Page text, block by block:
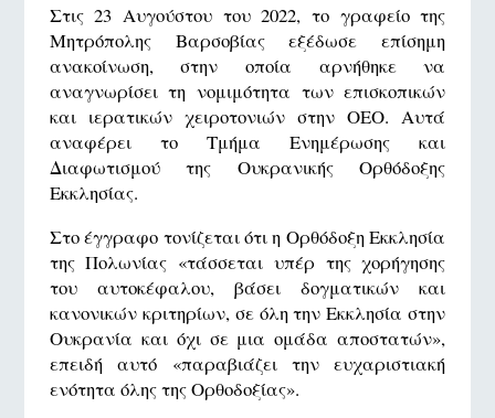
Στις 23 Αυγούστου του 2022, το γραφείο της
Μητρόπολης Βαρσοβίας εξέδωσε επίσημη
ανακοίνωση, στην οποία αρνήθηκε να
αναγνωρίσει τη νομιμότητα των επισκοπικών
και ιερατικών χειροτονιών στην ΟΕΟ. Αυτά
αναφέρει το Τμήμα Ενημέρωσης και
Διαφωτισμού της Ουκρανικής Ορθόδοξης
Εκκλησίας.
Στο έγγραφο τονίζεται ότι η Ορθόδοξη Εκκλησία
της Πολωνίας «τάσσεται υπέρ της χορήγησης
του αυτοκέφαλου, βάσει δογματικών και
κανονικών κριτηρίων, σε όλη την Εκκλησία στην
Ουκρανία και όχι σε μια ομάδα αποστατών»,
επειδή αυτό «παραβιάζει την ευχαριστιακή
ενότητα όλης της Ορθοδοξίας».